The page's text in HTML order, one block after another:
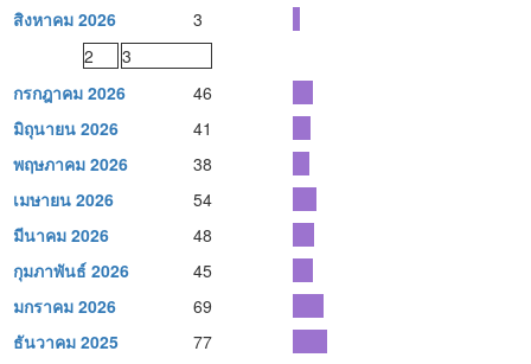
สิงหาคม 2026
3
2
3
กรกฎาคม 2026
46
มิถุนายน 2026
41
พฤษภาคม 2026
38
เมษายน 2026
54
มีนาคม 2026
48
กุมภาพันธ์ 2026
45
มกราคม 2026
69
ธันวาคม 2025
77